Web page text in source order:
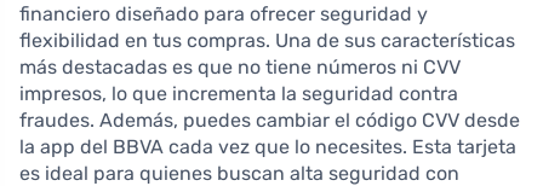
financiero diseñado para ofrecer seguridad y
flexibilidad en tus compras. Una de sus características
más destacadas es que no tiene números ni CVV
impresos, lo que incrementa la seguridad contra
fraudes. Además, puedes cambiar el código CVV desde
la app del BBVA cada vez que lo necesites. Esta tarjeta
es ideal para quienes buscan alta seguridad con